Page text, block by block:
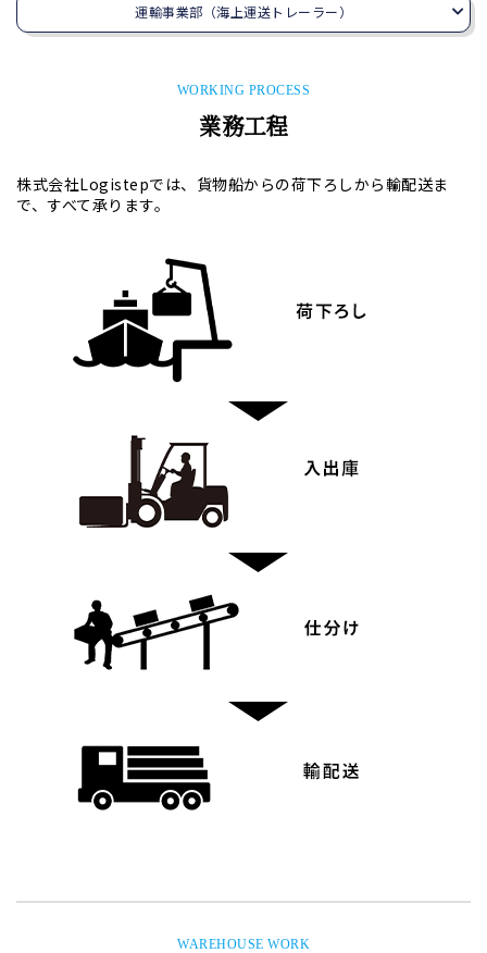
運輸事業部（海上運送トレーラー）
WORKING PROCESS
業務工程
株式会社Logistepでは、貨物船からの荷下ろしから輸配送ま
で、すべて承ります。
WAREHOUSE WORK